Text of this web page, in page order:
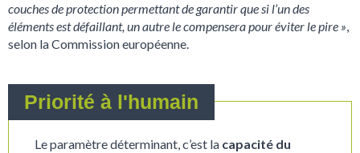
couches de protection permettant de garantir que si l’un des
éléments est défaillant, un autre le compensera pour éviter le pire »,
selon la Commission européenne.
Le paramètre déterminant, c’est la capacité du
Priorité à l'humain